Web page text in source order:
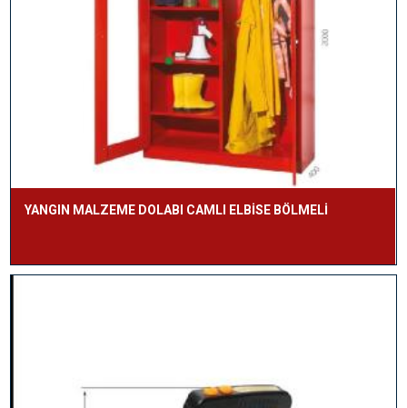
YANGIN MALZEME DOLABI CAMLI ELBİSE BÖLMELİ